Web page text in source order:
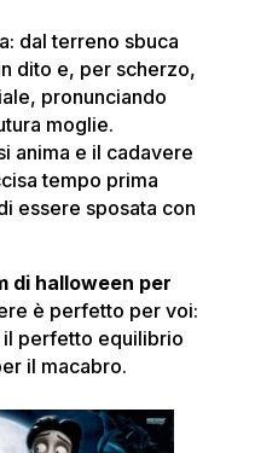
dal terreno sbuca
dito e, per scherzo,
pronunciando
moglie.
anima e il cadavere
tempo prima
essere sposata con
di halloween per
è perfetto per voi:
il perfetto equilibrio
il macabro.